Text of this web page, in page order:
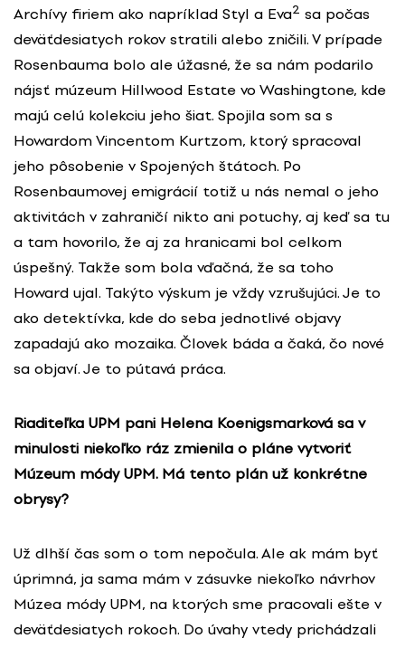
Archívy firiem ako napríklad Styl a Eva2 sa počas
deväťdesiatych rokov stratili alebo zničili. V prípade
Rosenbauma bolo ale úžasné, že sa nám podarilo
nájsť múzeum Hillwood Estate vo Washingtone, kde
majú celú kolekciu jeho šiat. Spojila som sa s
Howardom Vincentom Kurtzom, ktorý spracoval
jeho pôsobenie v Spojených štátoch. Po
Rosenbaumovej emigrácií totiž u nás nemal o jeho
aktivitách v zahraničí nikto ani potuchy, aj keď sa tu
a tam hovorilo, že aj za hranicami bol celkom
úspešný. Takže som bola vďačná, že sa toho
Howard ujal. Takýto výskum je vždy vzrušujúci. Je to
ako detektívka, kde do seba jednotlivé objavy
zapadajú ako mozaika. Človek báda a čaká, čo nové
sa objaví. Je to pútavá práca.
Riaditeľka UPM pani Helena Koenigsmarková sa v
minulosti niekoľko ráz zmienila o pláne vytvoriť
Múzeum módy UPM. Má tento plán už konkrétne
obrysy?
Už dlhší čas som o tom nepočula. Ale ak mám byť
úprimná, ja sama mám v zásuvke niekoľko návrhov
Múzea módy UPM, na ktorých sme pracovali ešte v
deväťdesiatych rokoch. Do úvahy vtedy prichádzali